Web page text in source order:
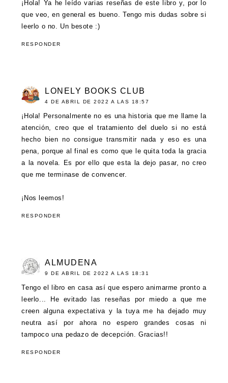
¡Hola! Ya he leído varias reseñas de este libro y, por lo
que veo, en general es bueno. Tengo mis dudas sobre si
leerlo o no. Un besote :)
RESPONDER
LONELY BOOKS CLUB
4 DE ABRIL DE 2022 A LAS 18:57
¡Hola! Personalmente no es una historia que me llame la
atención, creo que el tratamiento del duelo si no está
hecho bien no consigue transmitir nada y eso es una
pena, porque al final es como que le quita toda la gracia
a la novela. Es por ello que esta la dejo pasar, no creo
que me terminase de convencer.
¡Nos leemos!
RESPONDER
ALMUDENA
9 DE ABRIL DE 2022 A LAS 18:31
Tengo el libro en casa así que espero animarme pronto a
leerlo... He evitado las reseñas por miedo a que me
creen alguna expectativa y la tuya me ha dejado muy
neutra así por ahora no espero grandes cosas ni
tampoco una pedazo de decepción. Gracias!!
RESPONDER